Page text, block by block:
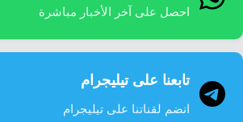
احصل على آخر الأخبار مباشرة
تابعنا على تيليجرام
انضم لقناتنا على تيليجرام